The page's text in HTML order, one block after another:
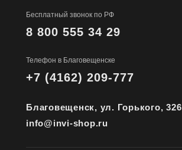
Бесплатный звонок по РФ
8 800 555 34 29
Телефон в Благовещенске
+7 (4162) 209-777
Благовещенск, ул. Горького, 326
info@invi-shop.ru